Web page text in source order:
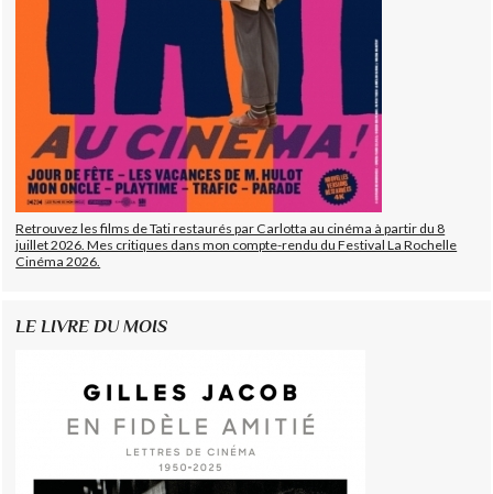
Retrouvez les films de Tati restaurés par Carlotta au cinéma à partir du 8
juillet 2026. Mes critiques dans mon compte-rendu du Festival La Rochelle
Cinéma 2026.
LE LIVRE DU MOIS